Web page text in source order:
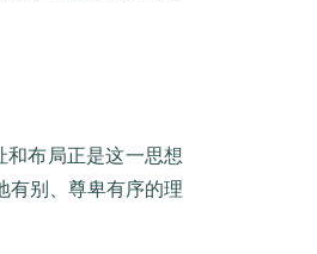
和布局正是这一思想
有别、尊卑有序的理